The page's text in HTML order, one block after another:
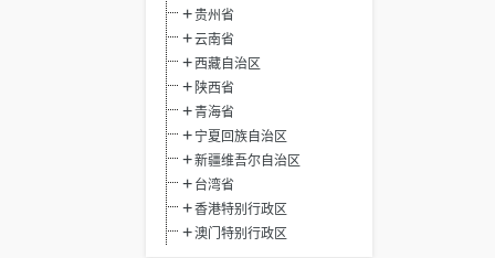
贵州省
云南省
西藏自治区
陕西省
青海省
宁夏回族自治区
新疆维吾尔自治区
台湾省
香港特别行政区
澳门特别行政区